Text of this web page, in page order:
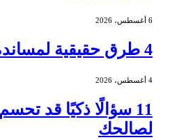
6 أغسطس، 2026
4 طرق حقيقية لمساندة زميل يمر بمحنة
4 أغسطس، 2026
11 سؤالًا ذكيًا قد
لصالحك